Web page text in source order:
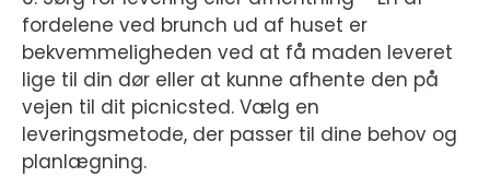
fordelene ved brunch ud af huset er
bekvemmeligheden ved at få maden leveret
lige til din dør eller at kunne afhente den på
vejen til dit picnicsted. Vælg en
leveringsmetode, der passer til dine behov og
planlægning.